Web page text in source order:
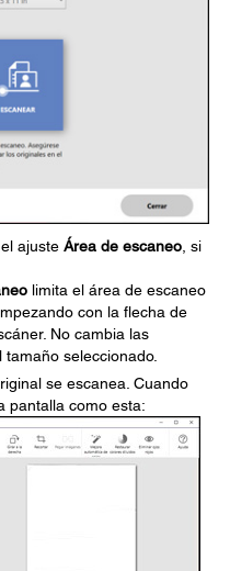
ajuste Área de escaneo , si
limita el área de escaneo
con la flecha de
No cambia las
seleccionado.
se escanea. Cuando
pantalla como esta: